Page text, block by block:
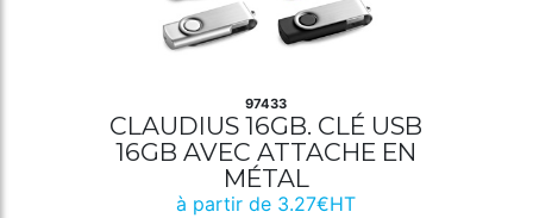
97433
CLAUDIUS 16GB. CLÉ USB
16GB AVEC ATTACHE EN
MÉTAL
à partir de 3.27€HT